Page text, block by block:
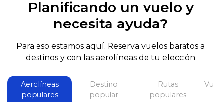
Planificando un vuelo y
necesita ayuda?
Para eso estamos aquí. Reserva vuelos baratos a
destinos y con las aerolíneas de tu elección
Aerolíneas
populares
Destino
popular
Rutas
populares